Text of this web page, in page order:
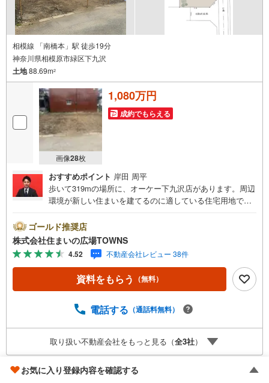
「住宅ローン相談会」
お客様にあった無理のない住宅ローンの試算やご購入の際に実際かかる諸
費用の概算も行っております。人生最大のお買い物になりますので、しっ
かりとした資金計画のアドバイスをさせて頂きます。
当社では来店しなくても物件の見学ができるオンライン内見を実施してい
ます。
ご希望のお客様は電話番号からお問い合わせいただき、担当営業にオンラ
イン内見をご希望の旨をお伝えください。
相模線 「南橋本」駅 徒歩19分
神奈川県相模原市緑区下九沢
土地88.69m2
画像28枚
1,080万円
成約でもらえる
おすすめポイント 岸田 周平
歩いて319mの場所に、オーケー下九沢店があります。周辺
環境が新しい住まいを建てるのに適している住宅用地で
専用地域。角地なので、間取りも制限されにくく理想の住
まいを建てることができます。土地購入をお考えの方に好
条件の売地が多数あります。土地面積は88.69平米（公簿）
でございます。買い物の際の道のりも楽になりやすい平坦
地です。【年中無休/9:00～21:00】人気物件は特にお問い
合わせが集中するため、お早めにお電話下さい。「室内・
ズです。■その他、各種ご相談も承っております。○住宅ロ
広場TOWNSからお客様へ経験豊富なスタッフが親身になっ
てお客様に合った物件をご紹介させて頂きます！ /他社様掲
載物件も併せてご紹介可能ですのでお気軽にお問い合わせ
下さい♪駐車場もございますので、お車でのお越しも大歓
ゴールド推奨店
株式会社住まいの広場TOWNS
4.52 不動産会社レビュー 38件
資料をもらう （無料）
電話する （通話料無料）
取り扱い不動産会社をもっと見る（全3社）
相模原市南区磯部
お気に入り登録内容を確認する